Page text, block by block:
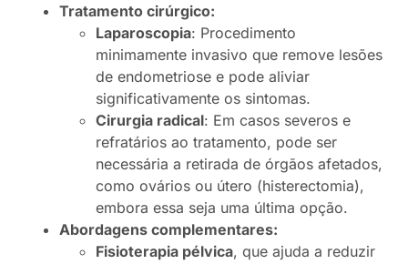
Tratamento cirúrgico:
Laparoscopia: Procedimento
minimamente invasivo que remove lesões
de endometriose e pode aliviar
significativamente os sintomas.
Cirurgia radical: Em casos severos e
refratários ao tratamento, pode ser
necessária a retirada de órgãos afetados,
como ovários ou útero (histerectomia),
embora essa seja uma última opção.
Abordagens complementares:
Fisioterapia pélvica, que ajuda a reduzir